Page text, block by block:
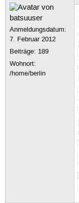
Anmeldungsdatum:
7. Februar 2012
Beiträge: 189
Wohnort:
/home/berlin